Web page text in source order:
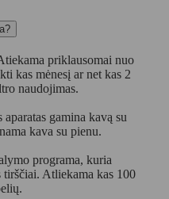
priklausomai nuo
kas mėnesį ar net kas 2
naudojimas.
gamina kavą su
kava su pienu.
programa, kuria
Atliekama kas 100